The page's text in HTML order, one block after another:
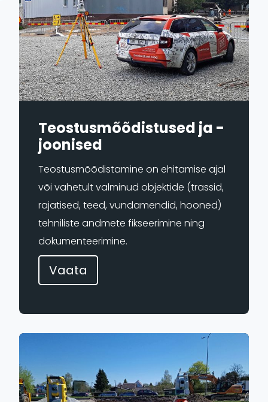
Teostusmõõdistused ja -
joonised
Teostusmõõdistamine on ehitamise ajal
või vahetult valminud objektide (trassid,
rajatised, teed, vundamendid, hooned)
tehniliste andmete fikseerimine ning
dokumenteerimine.
Vaata